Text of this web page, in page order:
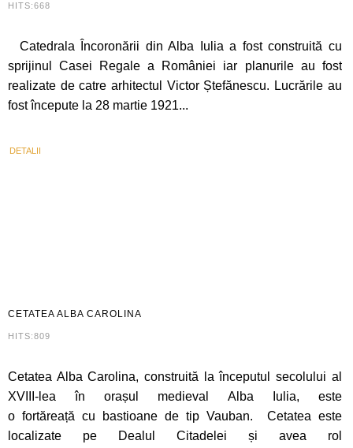
HITS:668
Catedrala Încoronării din Alba Iulia a fost construită cu
sprijinul Casei Regale a României iar planurile au fost
realizate de catre arhitectul Victor Ștefănescu. Lucrările au
fost începute la 28 martie 1921...
DETALII
CETATEA ALBA CAROLINA
HITS:809
Cetatea Alba Carolina, construită la începutul secolului al
XVIII-lea în orașul medieval Alba Iulia, este
o fortăreață cu bastioane de tip Vauban. Cetatea este
localizate pe Dealul Citadelei și avea rol